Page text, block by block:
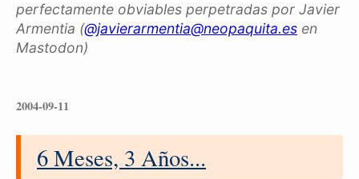
perfectamente obviables perpetradas por Javier
Armentia (@javierarmentia@neopaquita.es en
Mastodon)
2004-09-11
6 Meses, 3 Años...